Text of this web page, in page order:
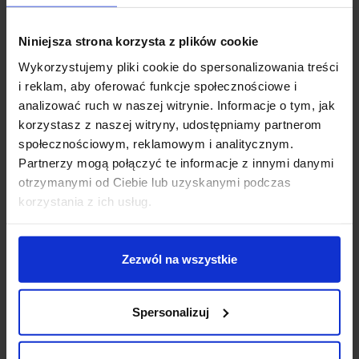
Niniejsza strona korzysta z plików cookie
Wykorzystujemy pliki cookie do spersonalizowania treści
i reklam, aby oferować funkcje społecznościowe i
analizować ruch w naszej witrynie. Informacje o tym, jak
korzystasz z naszej witryny, udostępniamy partnerom
społecznościowym, reklamowym i analitycznym.
Partnerzy mogą połączyć te informacje z innymi danymi
otrzymanymi od Ciebie lub uzyskanymi podczas
korzystania z ich usług.
Zezwól na wszystkie
Spersonalizuj
swiatła do wyboru: białą zimną, białą ciepłą, czerwoną,
zieloną i niebieską oraz w 6 wariantach
kolorystycznych: biała, czarna, aluminium, stal
nierdzewna, grafit oraz stare złoto. Nowoczesny
wygląd oraz wysoka jakość wykonania sprawiają, że ta
ledowa oprawa idealnie sprawdzi się przy oświetlaniu
schodów, ciągów komunikacyjnych, dekoracyjnym
podświetlaniu mebli czy tworzeniu aranżacji świetlnych
w architekturze wnętrz.
4 x CREE LED
Pobór mocy:1,40W barwa biała zimna, 1,23W barwa
biała ciepła, 1,06W barwy czerwona, zielona i
Wymiary:7,3cm (średnica) x 1,55cm (szerokość)